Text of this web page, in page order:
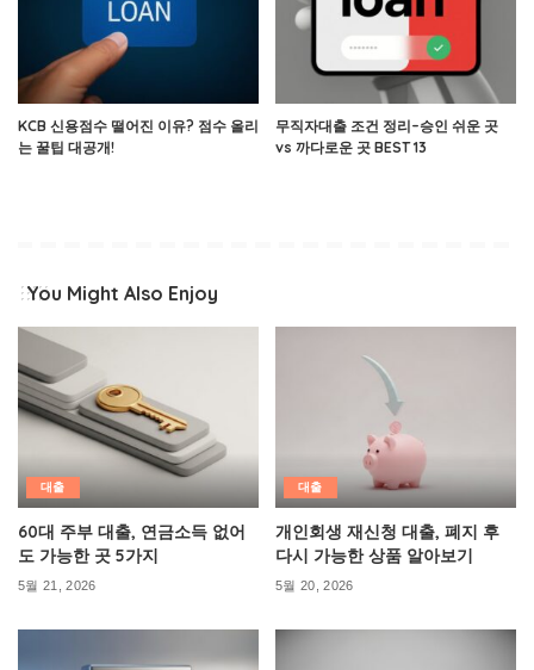
KCB 신용점수 떨어진 이유? 점수 올리
는 꿀팁 대공개!
무직자대출 조건 정리–승인 쉬운 곳
vs 까다로운 곳 BEST 13
You Might Also Enjoy
대출
60대 주부 대출, 연금소득 없어
도 가능한 곳 5가지
5월 21, 2026
대출
개인회생 재신청 대출, 폐지 후
다시 가능한 상품 알아보기
5월 20, 2026